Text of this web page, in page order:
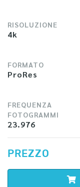
RISOLUZIONE
4k
FORMATO
ProRes
FREQUENZA
FOTOGRAMMI
23.976
PREZZO